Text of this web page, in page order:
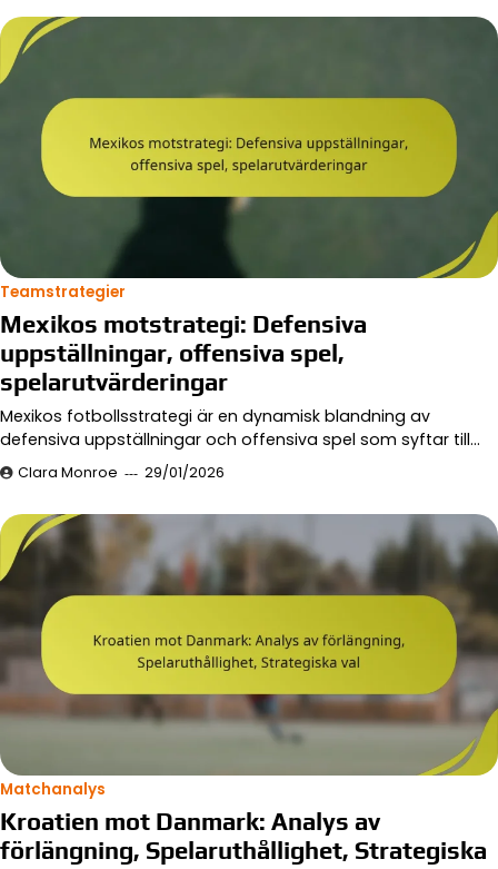
Teamstrategier
Mexikos motstrategi: Defensiva
uppställningar, offensiva spel,
spelarutvärderingar
Mexikos fotbollsstrategi är en dynamisk blandning av
defensiva uppställningar och offensiva spel som syftar till…
Clara Monroe 29/01/2026
Matchanalys
Kroatien mot Danmark: Analys av
förlängning, Spelaruthållighet, Strategiska